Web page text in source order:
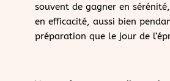
souvent de gagner en
en efficacité, aussi bien
préparation que le jour de